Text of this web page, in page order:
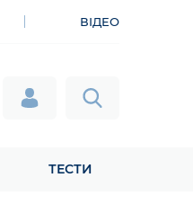
ВІДЕО
ТЕСТИ